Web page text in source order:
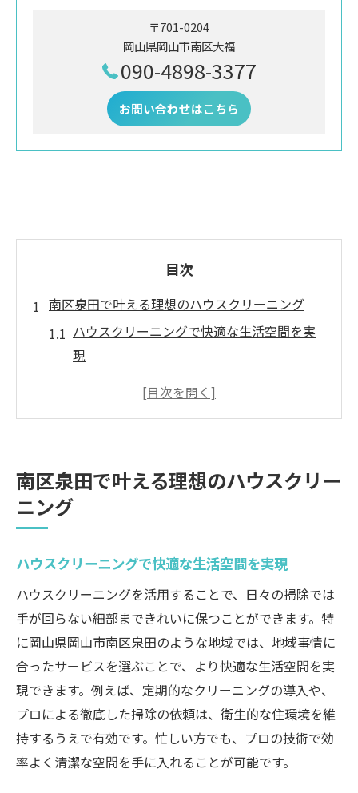
〒701-0204
岡山県岡山市南区大福
090-4898-3377
お問い合わせはこちら
目次
南区泉田で叶える理想のハウスクリーニング
ハウスクリーニングで快適な生活空間を実
現
地域密着のハウスクリーニングが選ばれる
プロによるハウスクリーニングの特徴とは
プロの技術が光る泉田のクリーニング活用法
ハウスクリーニングのプロ技術がもたらす
効果
泉田で体感できるハウスクリーニングの実
力
細やかなハウスクリーニングのこだわりポ
イント
プロに依頼するハウスクリーニングの利点
泉田で活かせる専門的なハウスクリーニン
南区泉田で叶える理想のハウスクリー
ニング
ハウスクリーニングで快適な生活空間を実現
ハウスクリーニングを活用することで、日々の掃除では
手が回らない細部まできれいに保つことができます。特
に岡山県岡山市南区泉田のような地域では、地域事情に
合ったサービスを選ぶことで、より快適な生活空間を実
現できます。例えば、定期的なクリーニングの導入や、
プロによる徹底した掃除の依頼は、衛生的な住環境を維
持するうえで有効です。忙しい方でも、プロの技術で効
率よく清潔な空間を手に入れることが可能です。